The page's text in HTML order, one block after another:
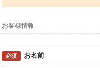
お客様情報
必須 お名前